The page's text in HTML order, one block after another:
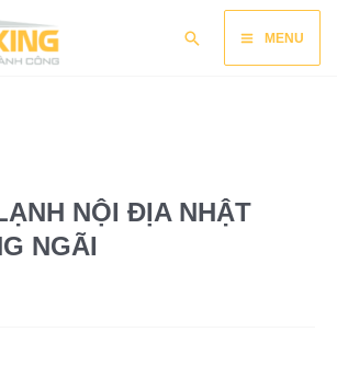
Tìm
Main
MENU
NỘI ĐỊA NHẬT
NGÃI